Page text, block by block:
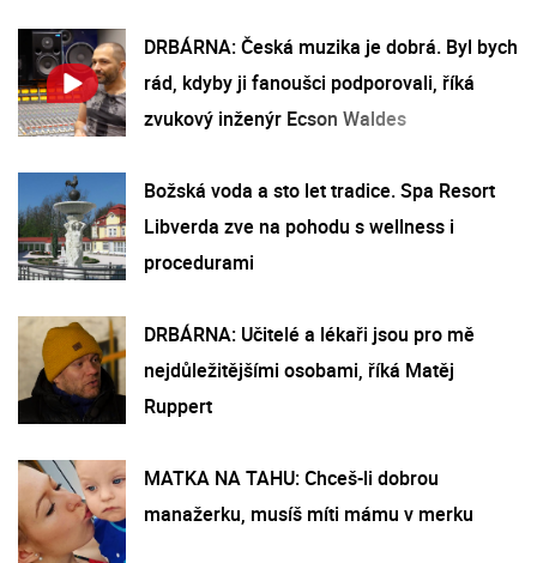
DRBÁRNA: Česká muzika je dobrá. Byl bych
rád, kdyby ji fanoušci podporovali, říká
zvukový inženýr Ecson Waldes
Božská voda a sto let tradice. Spa Resort
Libverda zve na pohodu s wellness i
procedurami
DRBÁRNA: Učitelé a lékaři jsou pro mě
nejdůležitějšími osobami, říká Matěj
Ruppert
MATKA NA TAHU: Chceš-li dobrou
manažerku, musíš míti mámu v merku